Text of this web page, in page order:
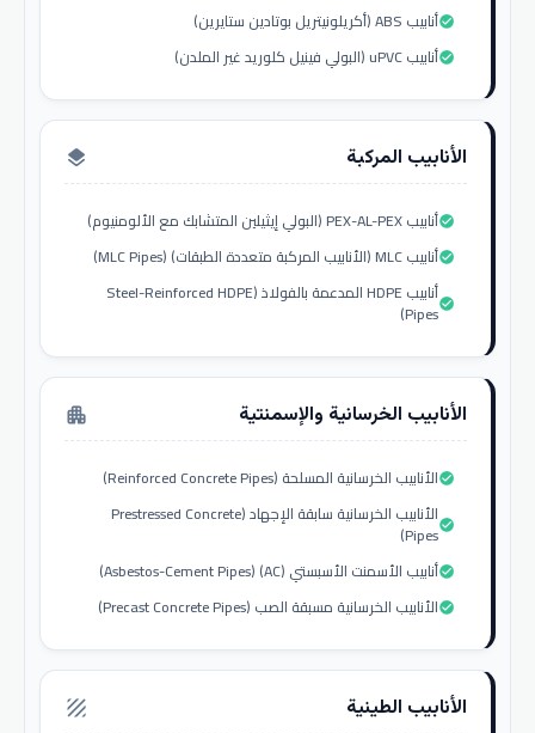
أنابيب ABS (أكريلونيتريل بوتادين ستايرين)check_circle
أنابيب uPVC (البولي فينيل كلوريد غير الملدن)check_circle
الأنابيب المركبة layers
أنابيب PEX-AL-PEX (البولي إيثيلين المتشابك مع الألومنيوم)check_circle
أنابيب MLC (الأنابيب المركبة متعددة الطبقات) (MLC Pipes)check_circle
أنابيب HDPE المدعمة بالفولاذ (Steel-Reinforced HDPE
Pipes)check_circle
الأنابيب الخرسانية والإسمنتية apartment
الأنابيب الخرسانية المسلحة (Reinforced Concrete Pipes)check_circle
الأنابيب الخرسانية سابقة الإجهاد (Prestressed Concrete
Pipes)check_circle
أنابيب الأسمنت الأسبستي (AC) (Asbestos-Cement Pipes)check_circle
الأنابيب الخرسانية مسبقة الصب (Precast Concrete Pipes)check_circle
الأنابيب الطينية texture